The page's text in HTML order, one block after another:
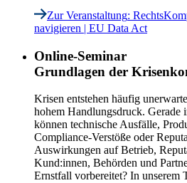
Zur Veranstaltung:
navigieren | EU Data Act
Online-Seminar
Grundlagen der
Krisen entstehen häufig
hohem Handlungsdruck. Gerade
können technische Ausfälle,
Compliance-Verstöße oder
Auswirkungen auf Betrieb,
Kund:innen, Behörden und
Ernstfall vorbereitet? In unserem